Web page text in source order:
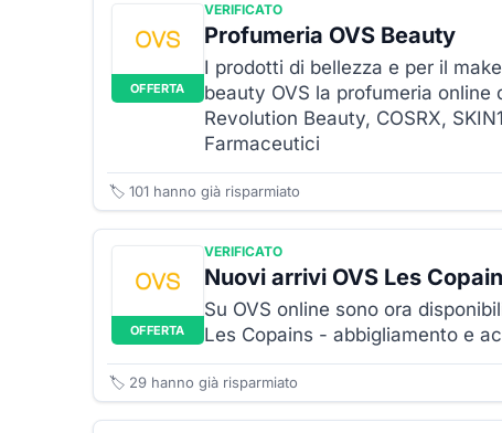
OFFERTA
VERIFICATO
Profumeria OVS Beauty
I prodotti di bellezza e per il
beauty OVS la profumeria online
Revolution Beauty, COSRX,
Farmaceutici
🏷️ 101 hanno già risparmiato
OFFERTA
VERIFICATO
Nuovi arrivi OVS Les
Su OVS online sono ora
Les Copains - abbigliamento e
🏷️ 29 hanno già risparmiato